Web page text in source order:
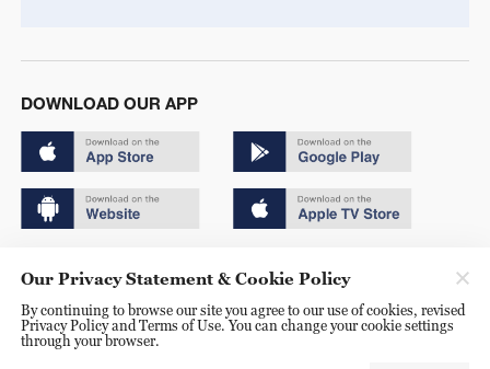
DOWNLOAD OUR APP
京ICP备20000184号
京公网安备 11010502050052号
Our Privacy Statement & Cookie Policy
By continuing to browse our site you agree to our use of cookies, revised
Privacy Policy and Terms of Use. You can change your cookie settings
through your browser.